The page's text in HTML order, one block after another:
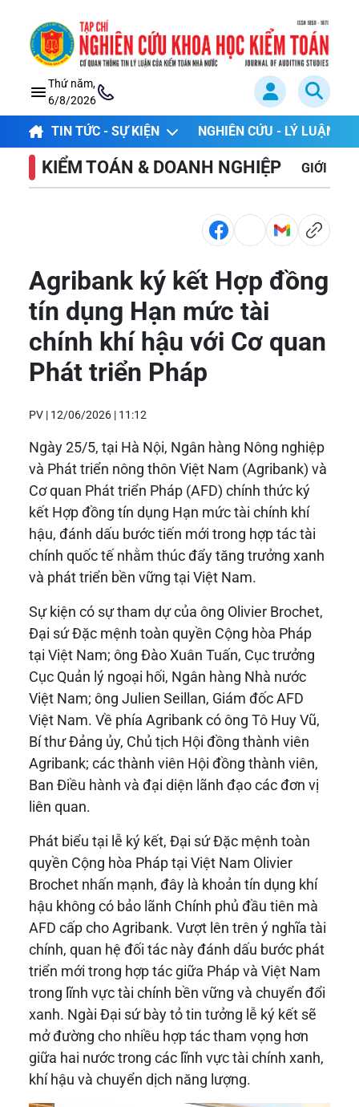
Thứ năm,
6/8/2026
TIN TỨC - SỰ KIỆN NGHIÊN CỨU - LÝ LUẬN
KIỂM TOÁN & DOANH NGHIỆP GIỚI
Agribank ký kết Hợp đồng
tín dụng Hạn mức tài
chính khí hậu với Cơ quan
Phát triển Pháp
PV | 12/06/2026 | 11:12
Ngày 25/5, tại Hà Nội, Ngân hàng Nông nghiệp
và Phát triển nông thôn Việt Nam (Agribank) và
Cơ quan Phát triển Pháp (AFD) chính thức ký
kết Hợp đồng tín dụng Hạn mức tài chính khí
hậu, đánh dấu bước tiến mới trong hợp tác tài
chính quốc tế nhằm thúc đẩy tăng trưởng xanh
và phát triển bền vững tại Việt Nam.
Sự kiện có sự tham dự của ông Olivier Brochet,
Đại sứ Đặc mệnh toàn quyền Cộng hòa Pháp
tại Việt Nam; ông Đào Xuân Tuấn, Cục trưởng
Cục Quản lý ngoại hối, Ngân hàng Nhà nước
Việt Nam; ông Julien Seillan, Giám đốc AFD
Việt Nam. Về phía Agribank có ông Tô Huy Vũ,
Bí thư Đảng ủy, Chủ tịch Hội đồng thành viên
Agribank; các thành viên Hội đồng thành viên,
Ban Điều hành và đại diện lãnh đạo các đơn vị
liên quan.
Phát biểu tại lễ ký kết, Đại sứ Đặc mệnh toàn
quyền Cộng hòa Pháp tại Việt Nam Olivier
Brochet nhấn mạnh, đây là khoản tín dụng khí
hậu không có bảo lãnh Chính phủ đầu tiên mà
AFD cấp cho Agribank. Vượt lên trên ý nghĩa tài
chính, quan hệ đối tác này đánh dấu bước phát
triển mới trong hợp tác giữa Pháp và Việt Nam
trong lĩnh vực tài chính bền vững và chuyển đổi
xanh. Ngài Đại sứ bày tỏ tin tưởng lễ ký kết sẽ
mở đường cho nhiều hợp tác tham vọng hơn
giữa hai nước trong các lĩnh vực tài chính xanh,
khí hậu và chuyển dịch năng lượng.